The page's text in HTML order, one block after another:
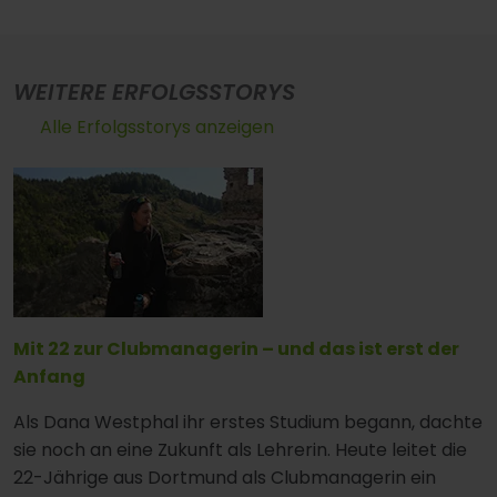
WEITERE ERFOLGSSTORYS
Alle Erfolgsstorys anzeigen
Mit 22 zur Clubmanagerin – und das ist erst der
Anfang
Als Dana Westphal ihr erstes Studium begann, dachte
sie noch an eine Zukunft als Lehrerin. Heute leitet die
22-Jährige aus Dortmund als Clubmanagerin ein